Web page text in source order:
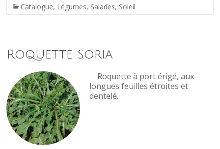
Catalogue, Légumes, Salades, Soleil
Roquette Soria
Roquette à port érigé, aux
longues feuilles étroites et
dentelé.